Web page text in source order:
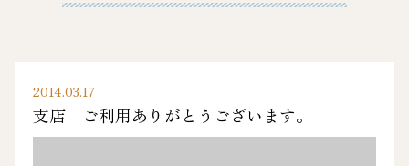
2014.03.17
支店 ご利用ありがとうございます。